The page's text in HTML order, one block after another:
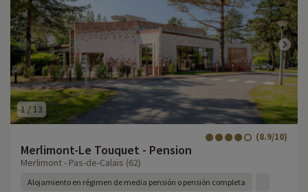
1 / 13
Merlimont-Le Touquet - Pension
(8.9/10)
Merlimont - Pas-de-Calais (62)
Alojamiento en régimen de media pensión o pensión completa